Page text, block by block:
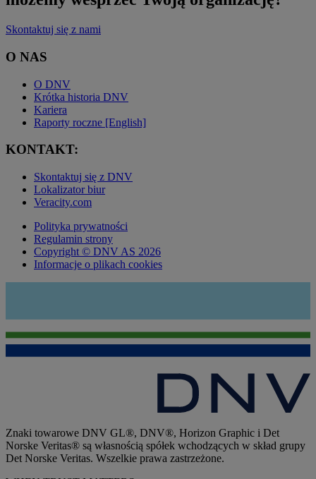
Skontaktuj się z nami
O NAS
O DNV
Krótka historia DNV
Kariera
Raporty roczne [English]
KONTAKT:
Skontaktuj się z DNV
Lokalizator biur
Veracity.com
Polityka prywatności
Regulamin strony
Copyright © DNV AS 2026
Informacje o plikach cookies
Znaki towarowe DNV GL®, DNV®, Horizon Graphic i Det
Norske Veritas® są własnością spółek wchodzących w skład grupy
Det Norske Veritas. Wszelkie prawa zastrzeżone.